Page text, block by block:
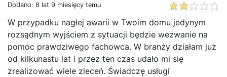
Dodano: 8 lat 9 miesięcy temu
W przypadku nagłej awarii w Twoim domu jedynym
rozsądnym wyjściem z sytuacji będzie wezwanie na
pomoc prawdziwego fachowca. W branży działam już
od kilkunastu lat i przez ten czas udało mi się
zrealizować wiele zleceń. Świadczę usługi